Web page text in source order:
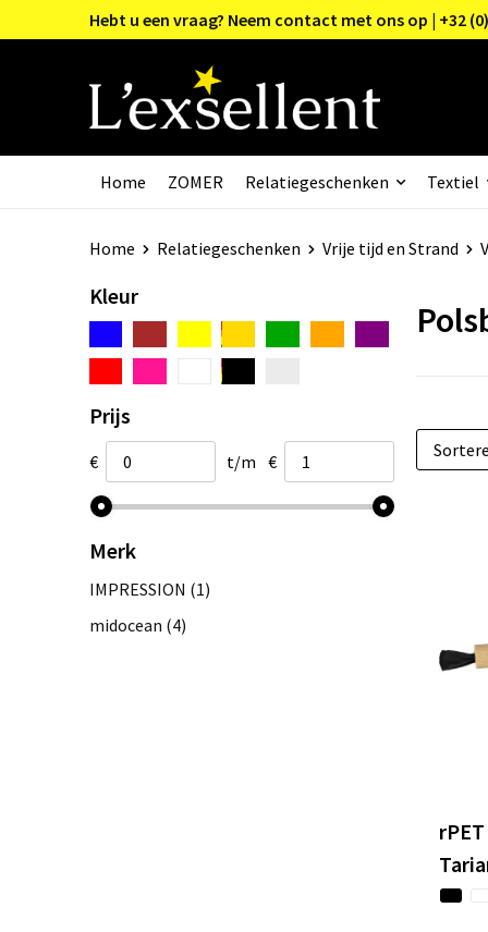
Hebt u een vraag? Neem contact met ons op | +32
Home ZOMER Relatiegeschenken Textiel
Home Relatiegeschenken Vrije tijd en Strand
Kleur
Prijs
€ t/m €
Merk
IMPRESSION (1)
midocean (4)